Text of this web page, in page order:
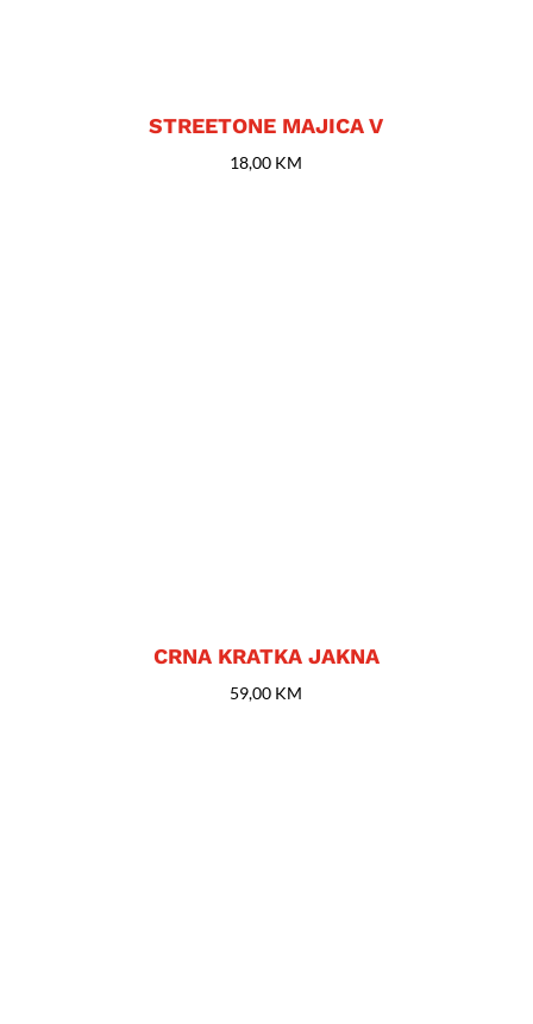
STREETONE MAJICA V
18,00 KM
CRNA KRATKA JAKNA
59,00 KM